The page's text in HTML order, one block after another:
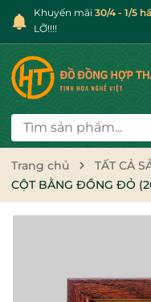
Khuyến mãi
LỠ!!!!
Trang chủ TẤT CẢ
CỘT BẰNG ĐỒNG ĐỎ